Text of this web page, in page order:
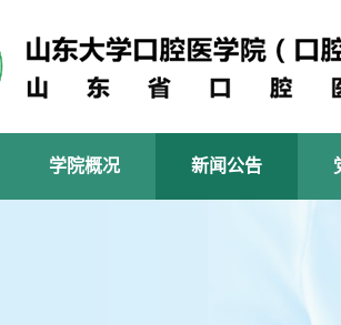
学院概况 新闻公告